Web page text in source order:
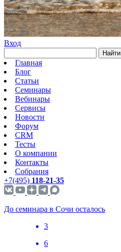
Вход
Найти
Главная
Блог
Статьи
Семинары
Вебинары
Сервисы
Новости
Форум
CRM
Тесты
О компании
Контакты
Собрания
+7(495) 118-21-35
До семинара в Сочи осталось
3
6